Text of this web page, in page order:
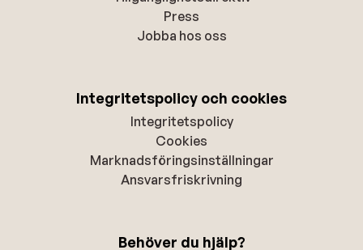
Press
Jobba hos oss
Integritetspolicy och cookies
Integritetspolicy
Cookies
Marknadsföringsinställningar
Ansvarsfriskrivning
Behöver du hjälp?